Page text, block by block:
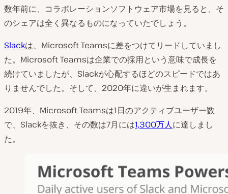
数年前に、コラボレーションソフトウェア市場を見ると、そ
のシェアは全く異なるものになっていたでしょう。
Slackは、Microsoft Teamsに差をつけてリードしていまし
た。Microsoft Teamsは企業での採用という意味で成長を
続けていましたが、Slackが心配するほどのスピードではあ
りませんでした。そして、2020年に違いが生まれます。
2019年、Microsoft Teamsは1日のアクティブユーザー数
で、Slackを抜き、その数は7月には1,300万人に達しまし
た。